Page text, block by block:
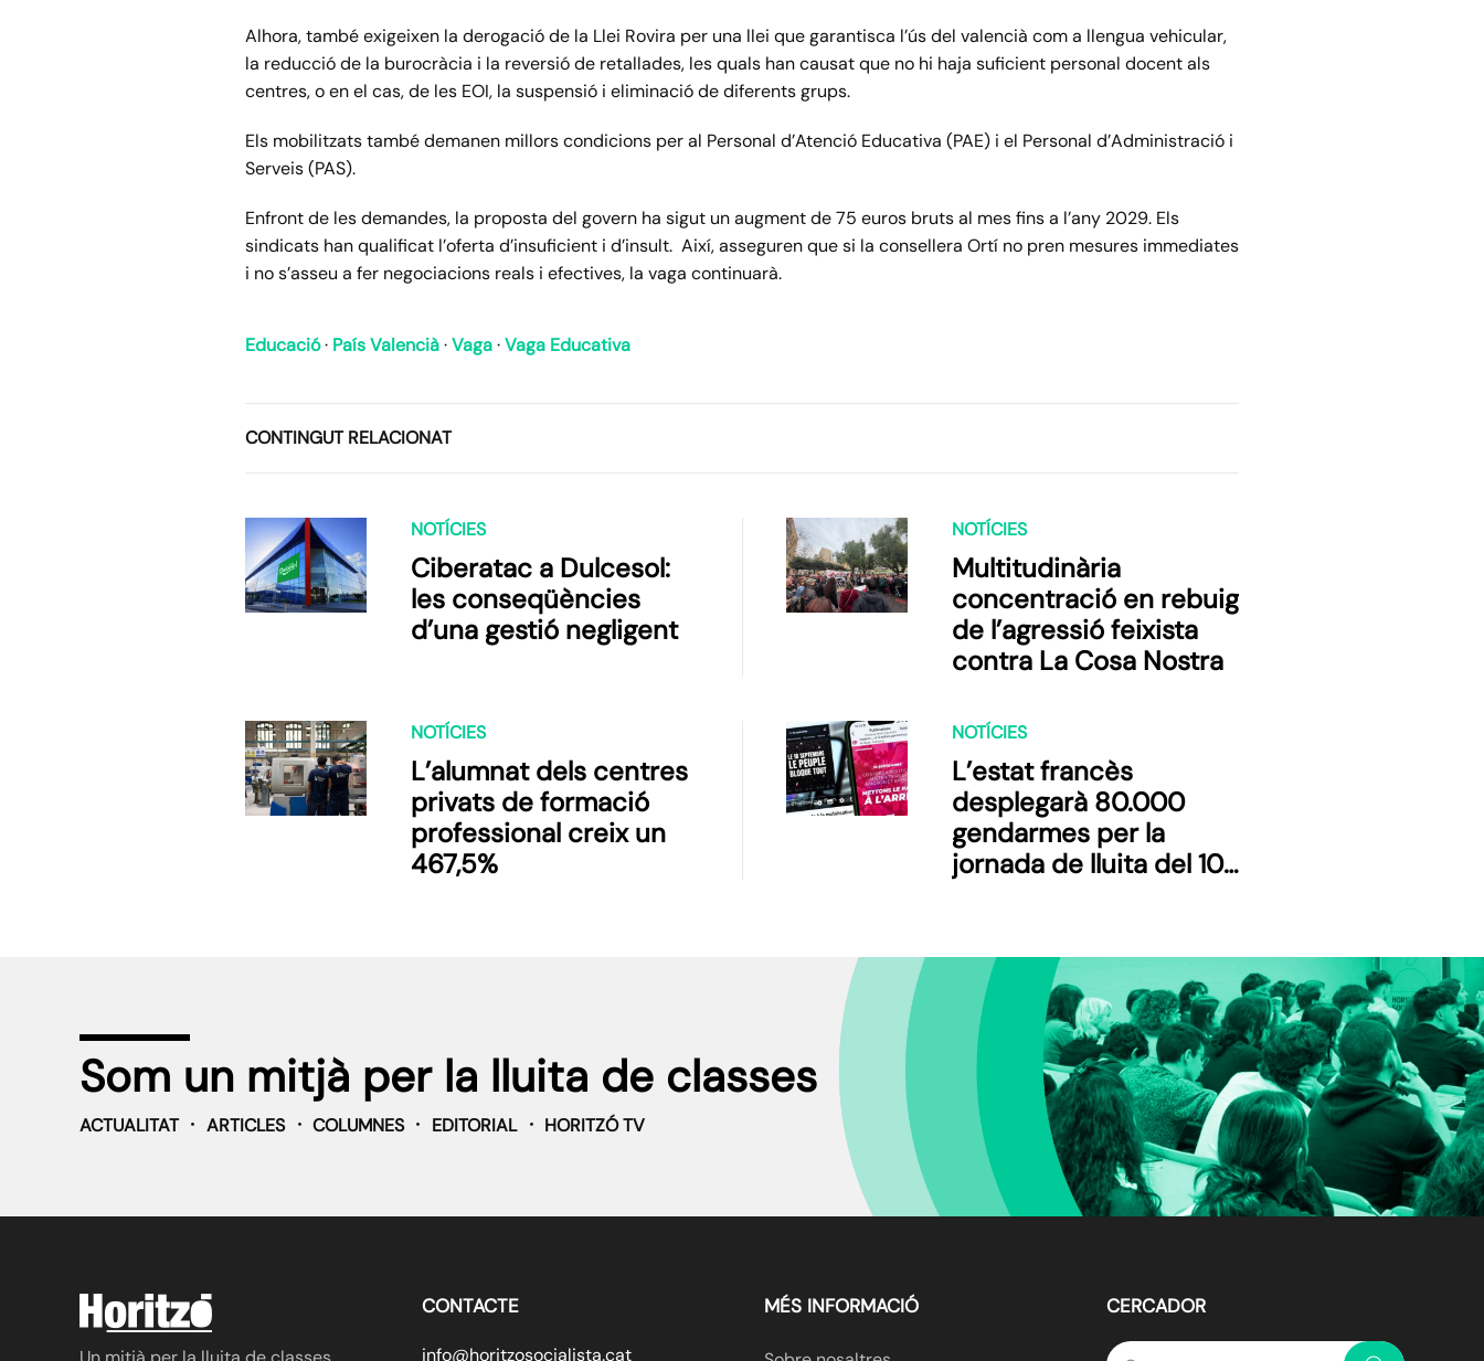
Alhora, també exigeixen la derogació de la Llei Rovira per una llei que garantisca l’ús del valencià com a llengua vehicular,
la reducció de la burocràcia i la reversió de retallades, les quals han causat que no hi haja suficient personal docent als
centres, o en el cas, de les EOI, la suspensió i eliminació de diferents grups.
Els mobilitzats també demanen millors condicions per al Personal d’Atenció Educativa (PAE) i el Personal d’Administració i
Serveis (PAS).
Enfront de les demandes, la proposta del govern ha sigut un augment de 75 euros bruts al mes fins a l’any 2029. Els
sindicats han qualificat l’oferta d’insuficient i d’insult. Així, asseguren que si la consellera Ortí no pren mesures immediates
i no s’asseu a fer negociacions reals i efectives, la vaga continuarà.
Educació· País Valencià·Vaga·Vaga Educativa
CONTINGUT RELACIONAT
NOTÍCIES
Ciberatac a Dulcesol:
les conseqüències
d’una gestió negligent
NOTÍCIES
Multitudinària
concentració en rebuig
de l’agressió feixista
contra La Cosa Nostra
NOTÍCIES
L’alumnat dels centres
privats de formació
professional creix un
467,5%
NOTÍCIES
L’estat francès
desplegarà 80.000
gendarmes per la
jornada de lluita del 10
Som un mitjà per la lluita de classes
ACTUALITAT ARTICLES COLUMNES EDITORIAL HORITZÓ TV
CONTACTE
info@horitzosocialista.cat
MÉS INFORMACIÓ CERCADOR